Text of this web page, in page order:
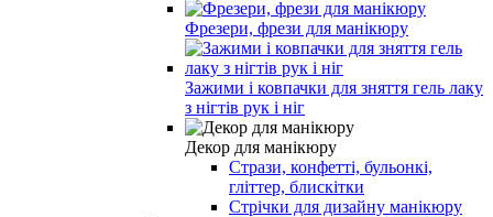
Фрезери, фрези для манікюру
Зажими і ковпачки для зняття гель лаку
з нігтів рук і ніг
Декор для манікюру
Стрази, конфетті, бульонкі,
гліттер, блискітки
Стрічки для дизайну манікюру